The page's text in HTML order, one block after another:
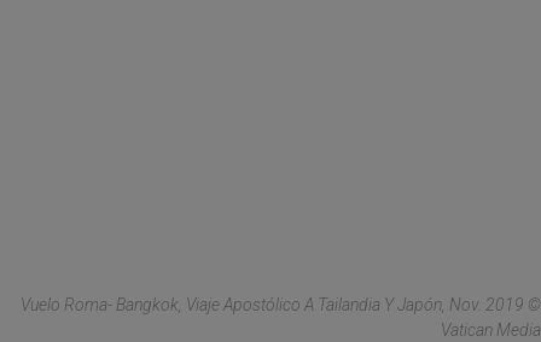
Vuelo Roma- Bangkok, Viaje Apostólico A Tailandia Y Japón, Nov. 2019 ©
Vatican Media